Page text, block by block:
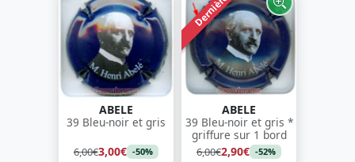
ABELE
39 Bleu-noir et gris
6,00€3,00€ -50%
ABELE
39 Bleu-noir et gris *
griffure sur 1 bord
6,00€2,90€ -52%